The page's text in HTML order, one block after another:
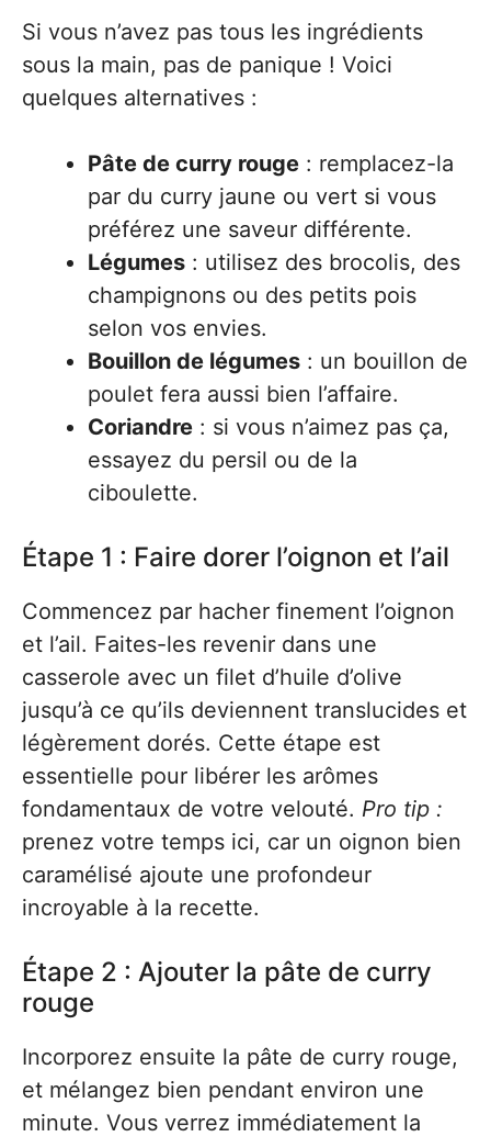
Si vous n’avez pas tous les ingrédients
sous la main, pas de panique ! Voici
quelques alternatives :
Pâte de curry rouge : remplacez-la
par du curry jaune ou vert si vous
préférez une saveur différente.
Légumes : utilisez des brocolis, des
champignons ou des petits pois
selon vos envies.
Bouillon de légumes : un bouillon de
poulet fera aussi bien l’affaire.
Coriandre : si vous n’aimez pas ça,
essayez du persil ou de la
ciboulette.
Étape 1 : Faire dorer l’oignon et l’ail
Commencez par hacher finement l’oignon
et l’ail. Faites-les revenir dans une
casserole avec un filet d’huile d’olive
jusqu’à ce qu’ils deviennent translucides et
légèrement dorés. Cette étape est
essentielle pour libérer les arômes
fondamentaux de votre velouté. Pro tip :
prenez votre temps ici, car un oignon bien
caramélisé ajoute une profondeur
incroyable à la recette.
Étape 2 : Ajouter la pâte de curry
rouge
Incorporez ensuite la pâte de curry rouge,
et mélangez bien pendant environ une
minute. Vous verrez immédiatement la